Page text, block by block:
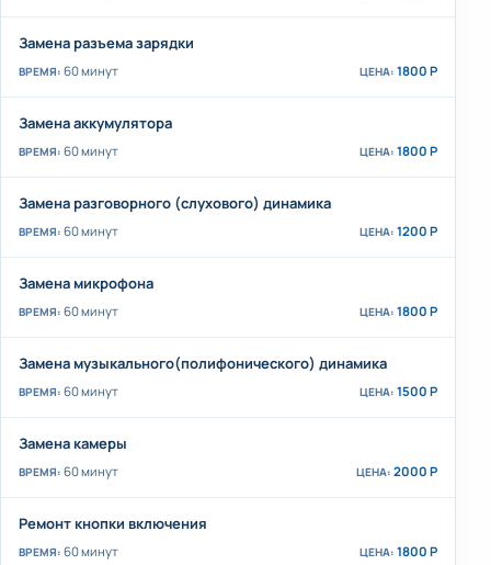
Замена разъема зарядки
60 минут 1800 Р
Замена аккумулятора
60 минут 1800 Р
Замена разговорного (слухового) динамика
60 минут 1200 Р
Замена микрофона
60 минут 1800 Р
Замена музыкального(полифонического) динамика
60 минут 1500 Р
Замена камеры
60 минут 2000 Р
Ремонт кнопки включения
60 минут 1800 Р